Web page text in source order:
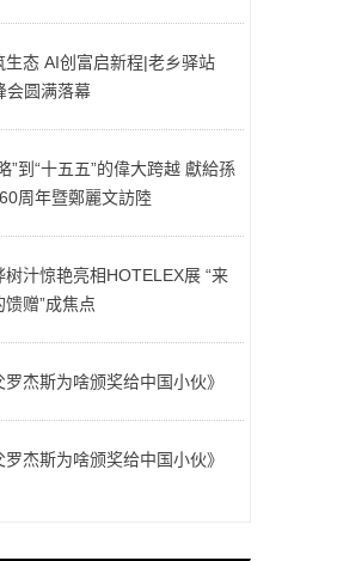
生态 AI创富启新程|老乡驿站
会圆满落幕
”到“十五五”的偉大跨越 獻給孫
周年暨鄭麗文訪陸
树汁惊艳亮相HOTELEX展 “来
馈赠”成焦点
罗杰斯为啥颁奖给中国小伙》
罗杰斯为啥颁奖给中国小伙》